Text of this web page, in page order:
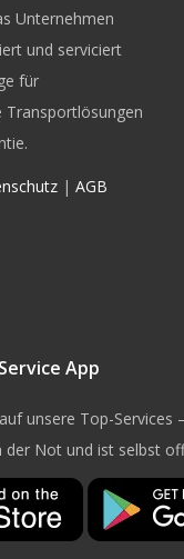
Unternehmen
und serviciert
für
| AGB
App
unsere Top-
der Not und ist selbst